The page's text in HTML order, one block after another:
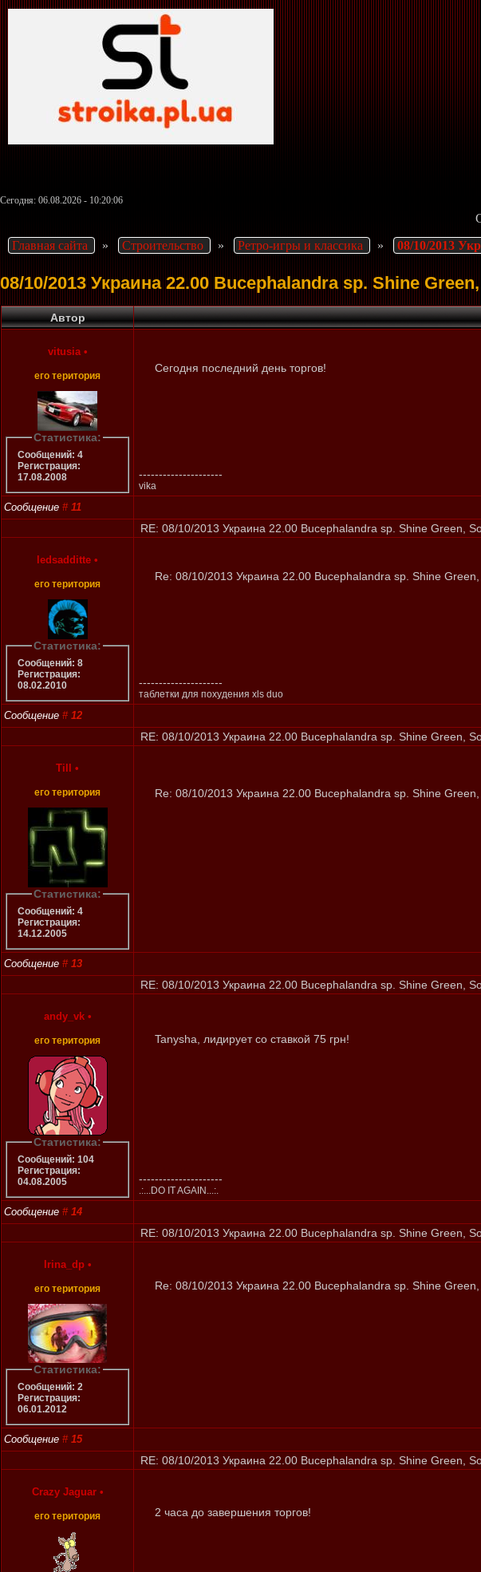
Сегодня: 06.08.2026 - 10:20:06
Главная сайта
» Строительство » Ретро-игры и классика » 08/10/2013
08/10/2013 Украина 22.00 Bucephalandra sp. Shine
Автор
vitusia •
его територия
Статистика:
Сообщений: 4
Регистрация:
17.08.2008
Cегодня последний день торгов!
---------------------
vika
Сообщение # 11
RE: 08/10/2013 Украина 22.00 Bucephalandra sp. Shine Green,
ledsadditte •
его територия
Статистика:
Сообщений: 8
Регистрация:
08.02.2010
Re: 08/10/2013 Украина 22.00 Bucephalandra sp. Shine
---------------------
таблетки для похудения xls duo
Сообщение # 12
RE: 08/10/2013 Украина 22.00 Bucephalandra sp. Shine Green,
Till •
его територия
Статистика:
Сообщений: 4
Регистрация:
14.12.2005
Re: 08/10/2013 Украина 22.00 Bucephalandra sp. Shine
Сообщение # 13
RE: 08/10/2013 Украина 22.00 Bucephalandra sp. Shine Green,
andy_vk •
его територия
Статистика:
Сообщений: 104
Регистрация:
04.08.2005
Tanysha, лидирует со ставкой 75 грн!
---------------------
.:...DO IT AGAIN...:.
Сообщение # 14
RE: 08/10/2013 Украина 22.00 Bucephalandra sp. Shine Green,
Irina_dp •
его територия
Статистика:
Сообщений: 2
Регистрация:
06.01.2012
Re: 08/10/2013 Украина 22.00 Bucephalandra sp. Shine
Сообщение # 15
RE: 08/10/2013 Украина 22.00 Bucephalandra sp. Shine Green,
Crazy Jaguar •
его територия 2 часа до завершения торгов!